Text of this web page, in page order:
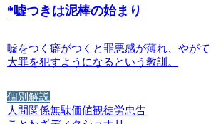
*嘘つきは泥棒の始まり
嘘をつく癖がつくと罪悪感が薄れ、やがて
大罪を犯すようになるという教訓。
個別解説
人間関係無駄価値観徒労忠告